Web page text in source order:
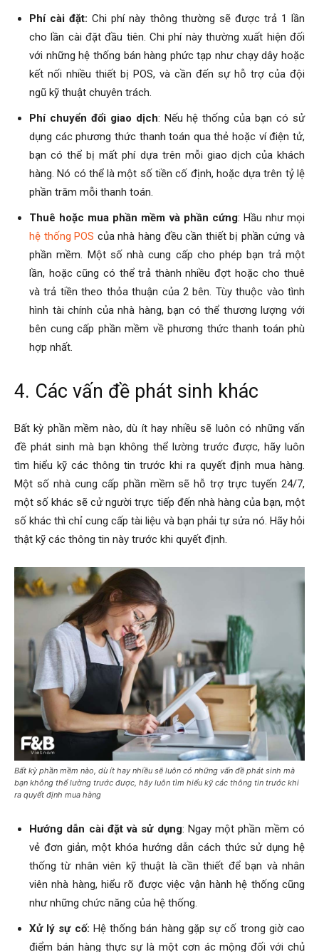
Phí cài đặt: Chi phí này thông thường sẽ được trả 1 lần
cho lần cài đặt đầu tiên. Chi phí này thường xuất hiện đối
với những hệ thống bán hàng phức tạp như chạy dây hoặc
kết nối nhiều thiết bị POS, và cần đến sự hỗ trợ của đội
ngũ kỹ thuật chuyên trách.
Phí chuyển đổi giao dịch: Nếu hệ thống của bạn có sử
dụng các phương thức thanh toán qua thẻ hoặc ví điện tử,
bạn có thể bị mất phí dựa trên mỗi giao dịch của khách
hàng. Nó có thể là một số tiền cố định, hoặc dựa trên tỷ lệ
phần trăm mỗi thanh toán.
Thuê hoặc mua phần mềm và phần cứng: Hầu như mọi
hệ thống POS của nhà hàng đều cần thiết bị phần cứng và
phần mềm. Một số nhà cung cấp cho phép bạn trả một
lần, hoặc cũng có thể trả thành nhiều đợt hoặc cho thuê
và trả tiền theo thỏa thuận của 2 bên. Tùy thuộc vào tình
hình tài chính của nhà hàng, bạn có thể thương lượng với
bên cung cấp phần mềm về phương thức thanh toán phù
hợp nhất.
4. Các vấn đề phát sinh khác
Bất kỳ phần mềm nào, dù ít hay nhiều sẽ luôn có những vấn
đề phát sinh mà bạn không thể lường trước được, hãy luôn
tìm hiểu kỹ các thông tin trước khi ra quyết định mua hàng.
Một số nhà cung cấp phần mềm sẽ hỗ trợ trực tuyến 24/7,
một số khác sẽ cử người trực tiếp đến nhà hàng của bạn, một
số khác thì chỉ cung cấp tài liệu và bạn phải tự sửa nó. Hãy hỏi
thật kỹ các thông tin này trước khi quyết định.
Bất kỳ phần mềm nào, dù ít hay nhiều sẽ luôn có những vấn đề phát sinh mà
bạn không thể lường trước được, hãy luôn tìm hiểu kỹ các thông tin trước khi
ra quyết định mua hàng
Hướng dẫn cài đặt và sử dụng: Ngay một phần mềm có
vẻ đơn giản, một khóa hướng dẫn cách thức sử dụng hệ
thống từ nhân viên kỹ thuật là cần thiết để bạn và nhân
viên nhà hàng, hiểu rõ được việc vận hành hệ thống cũng
như những chức năng của hệ thống.
Xử lý sự cố: Hệ thống bán hàng gặp sự cố trong giờ cao
điểm bán hàng thực sự là một cơn ác mộng đối với chủ